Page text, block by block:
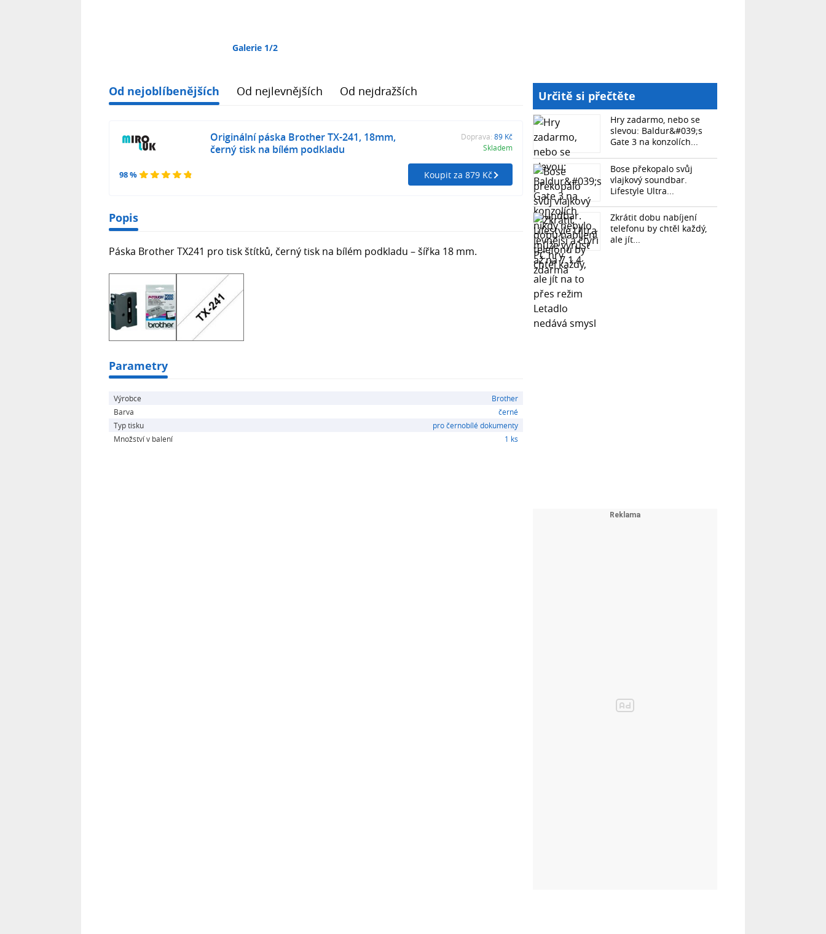
Galerie 1/2
Od nejoblíbenějších Od nejlevnějších Od nejdražších
98 %
Originální páska Brother TX-241, 18mm,
černý tisk na bílém podkladu
Doprava: 89 Kč
Skladem
Koupit za 879 Kč
Popis
Páska Brother TX241 pro tisk štítků, černý tisk na bílém podkladu – šířka 18 mm.
Parametry
Výrobce
Brother
Barva
černé
Typ tisku
pro černobílé dokumenty
Množství v balení
1 ks
Určitě si přečtěte
Hry zadarmo, nebo se
slevou: Baldur&#039;s
Gate 3 na konzolích...
Bose překopalo svůj
vlajkový soundbar.
Lifestyle Ultra...
Zkrátit dobu nabíjení
telefonu by chtěl každý,
ale jít...